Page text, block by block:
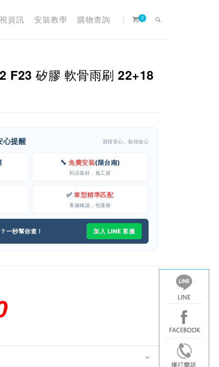
| 0
資訊 安裝教學 購物查詢
F23 矽膠 軟骨雨刷 22+18
心提醒 買得安心、裝得放心
🔧 免費安裝(限台南)
到店裝好，免工資
✅車型精準匹配
客服確認，包退換
一秒幫你查！ 加入 LINE 客服